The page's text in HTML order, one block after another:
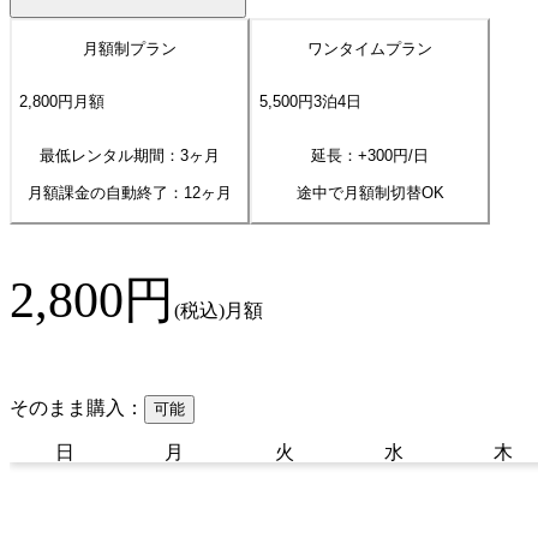
月額制プラン
2,800円 月額
最低レンタル期間：3ヶ月
月額課金の自動終了： 12ヶ月
ワンタイムプラン
5,500円3泊4 日
延長：+300円/日
途中で月額制切替OK
2,800円 (税込)月額
そのまま購入： 可能
日 月 火 水 木